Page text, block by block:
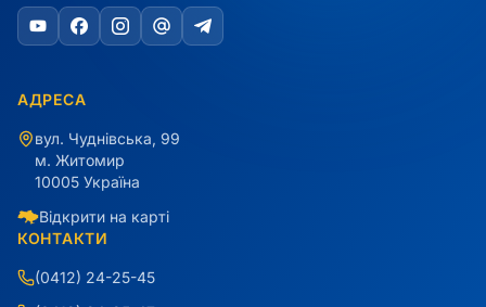
АДРЕСА
вул. Чуднівська, 99
м. Житомир
10005 Україна
Відкрити на карті
КОНТАКТИ
(0412) 24-25-45